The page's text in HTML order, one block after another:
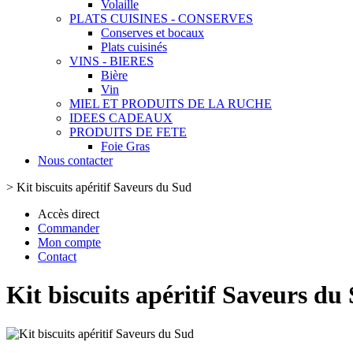
Volaille
PLATS CUISINES - CONSERVES
Conserves et bocaux
Plats cuisinés
VINS - BIERES
Bière
Vin
MIEL ET PRODUITS DE LA RUCHE
IDEES CADEAUX
PRODUITS DE FETE
Foie Gras
Nous contacter
> Kit biscuits apéritif Saveurs du Sud
Accès direct
Commander
Mon compte
Contact
Kit biscuits apéritif Saveurs du